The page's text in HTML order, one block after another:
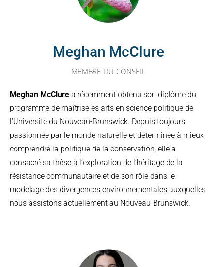
Meghan McClure
MEMBRE DU CONSEIL
Meghan McClure a récemment obtenu son diplôme du
programme de maîtrise ès arts en science politique de
l’Université du Nouveau-Brunswick. Depuis toujours
passionnée par le monde naturelle et déterminée à mieux
comprendre la politique de la conservation, elle a
consacré sa thèse à l’exploration de l’héritage de la
résistance communautaire et de son rôle dans le
modelage des divergences environnementales auxquelles
nous assistons actuellement au Nouveau-Brunswick.